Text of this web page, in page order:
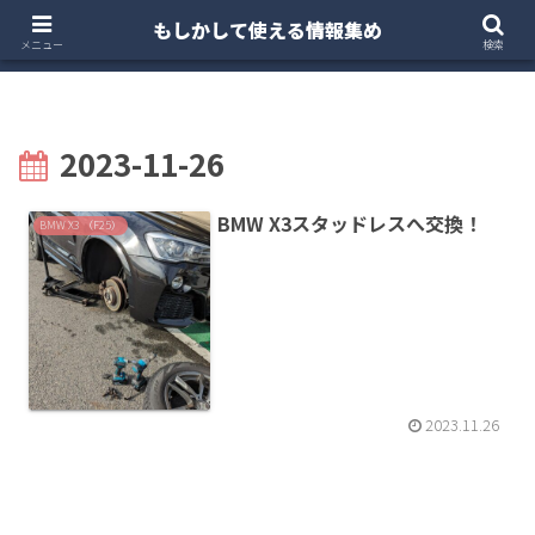
ホーム 注文住宅
2023-11-26
BMW X3 （F25） BMW X3スタッドレスへ交換！
2023.11.26
メニュー
もしかして使える情報集め
検索